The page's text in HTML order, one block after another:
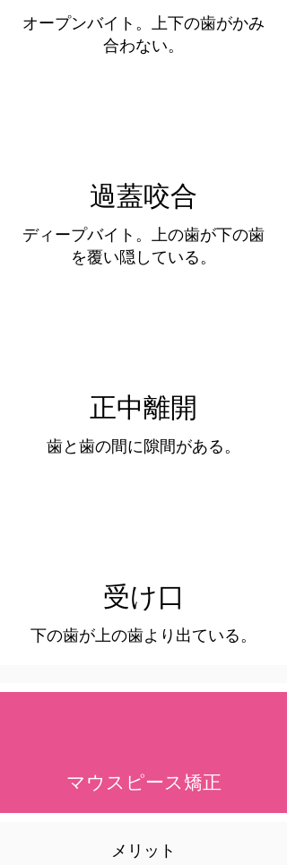
​オープンバイト。上下の歯がかみ
合わない。
過蓋咬合
ディープバイト。上の歯が下の歯
を覆い隠している。
正中離開
歯と歯の間に隙間がある。
受け口
​下の歯が上の歯より出ている。
マウスピース矯正
​メリット